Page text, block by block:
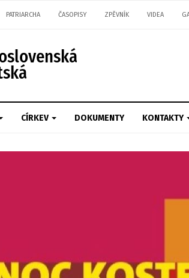
PATRIARCHA ČASOPISY ZPĚVNÍK VIDEA
CÍRKEV DOKUMENTY KONTAKTY